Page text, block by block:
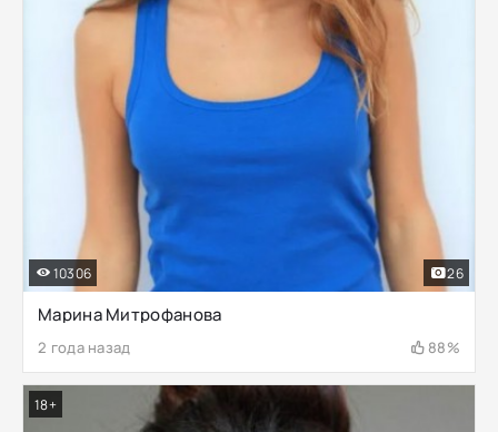
Марина Митрофанова
2 года назад 88%
10306 26
18+